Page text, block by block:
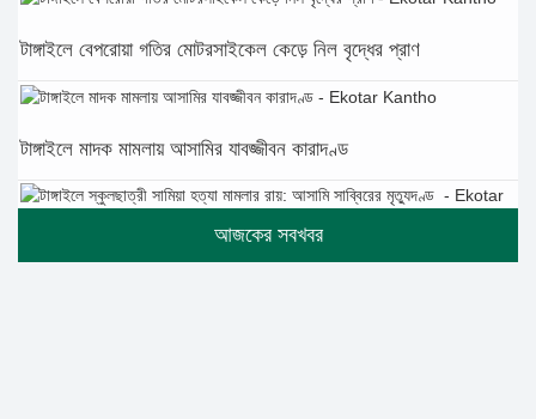
টাঙ্গাইলে বেপরোয়া গতির মোটরসাইকেল কেড়ে নিল বৃদ্ধের প্রাণ
টাঙ্গাইলে মাদক মামলায় আসামির যাবজ্জীবন কারাদণ্ড